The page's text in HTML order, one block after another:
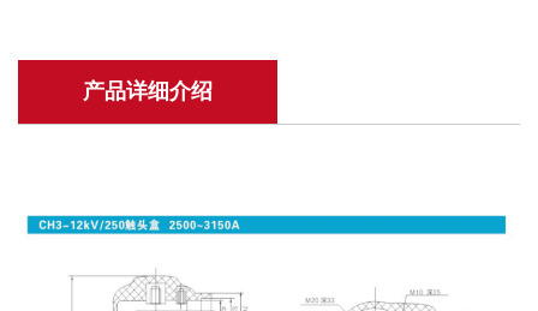
产品详细介绍